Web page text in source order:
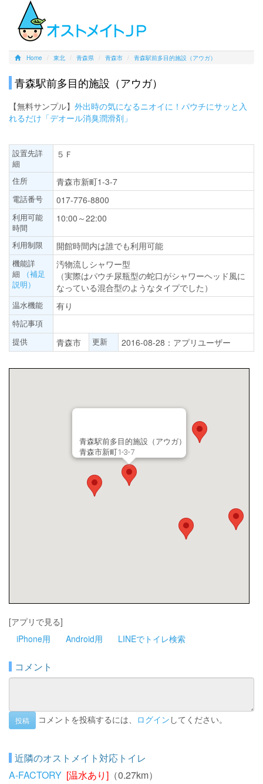
Home 東北 青森県 青森市 青森駅前多目的施設（アウガ）
青森駅前多目的施設（アウガ）
【無料サンプル】 外出時の気になるニオイに！パウチにサッと入
れるだけ「デオール消臭潤滑剤」
設置先詳
細
５Ｆ
住所 青森市新町1-3-7
電話番号 017-776-8800
利用可能
時間
10:00～22:00
利用制限 開館時間内は誰でも利用可能
機能詳
細
（補足
説明）
汚物流しシャワー型
（実際はパウチ尿瓶型の蛇口がシャワーヘッド風に
なっている混合型のようなタイプでした）
温水機能 有り
特記事項
提供
青森市 更新 2016-08-28：アプリユーザー
青森駅前多目的施設（アウガ）
青森市新町1-3-7
[アプリで見る]
iPhone用
Android用 LINEでトイレ検索
コメント
投稿 コメントを投稿するには、 ログイン してください。
近隣のオストメイト対応トイレ
A-FACTORY [温水あり] （0.27km）